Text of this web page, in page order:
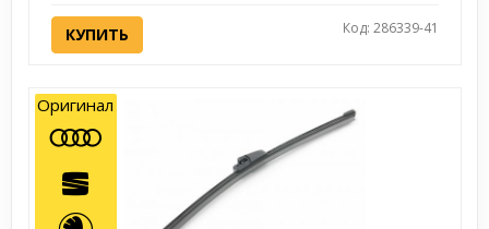
КУПИТЬ Код: 286339-41
Оригинал